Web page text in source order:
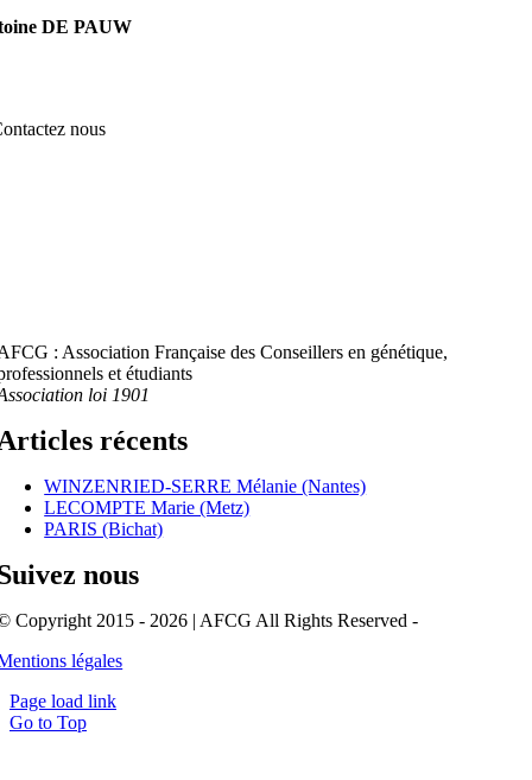
DE PAUW
nous
: Association Française des Conseillers en génétique,
et étudiants
loi 1901
récents
WINZENRIED-SERRE Mélanie (Nantes)
LECOMPTE Marie (Metz)
PARIS (Bichat)
nous
Copyright 2015 - 2026 | AFCG All Rights Reserved -
légales
Page load link
Go to Top